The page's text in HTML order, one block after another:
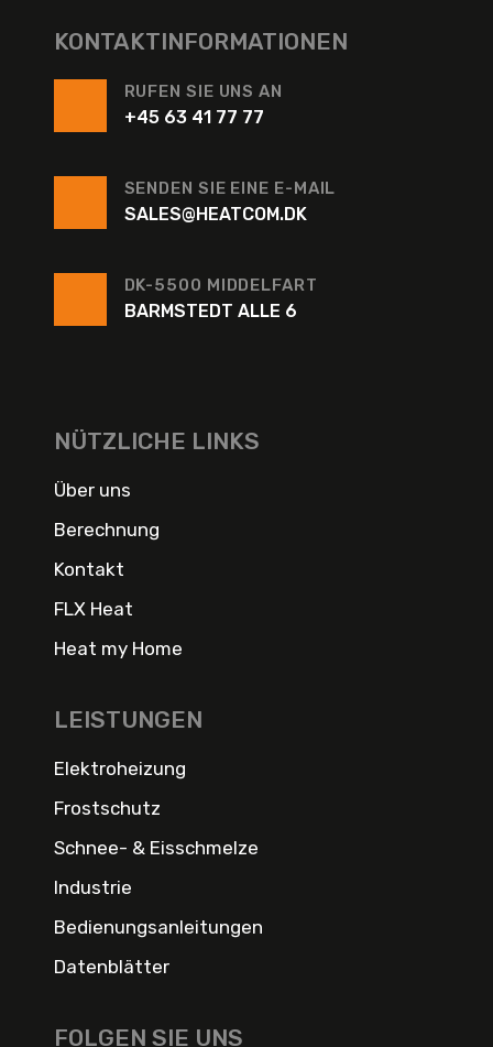
KONTAKTINFORMATIONEN
RUFEN SIE UNS AN
+45 63 41 77 77
SENDEN SIE EINE E-MAIL
SALES@HEATCOM.DK
DK-5500 MIDDELFART
BARMSTEDT ALLE 6
NÜTZLICHE LINKS
Über uns
Berechnung
Kontakt
FLX Heat
Heat my Home
LEISTUNGEN
Elektroheizung
Frostschutz
Schnee- & Eisschmelze
Industrie
Bedienungsanleitungen
Datenblätter
FOLGEN SIE UNS